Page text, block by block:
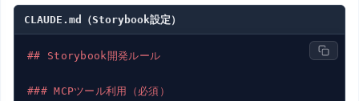
CLAUDE.md（Storybook設定）
## Storybook開発ルール
### MCPツール利用（必須）